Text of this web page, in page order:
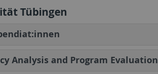
Tübingen
Analysis and Program Evaluation